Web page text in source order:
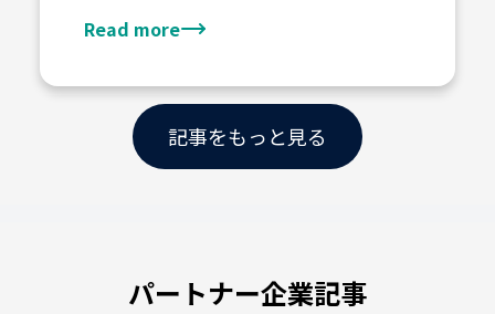
Read more
記事をもっと見る
パートナー企業記事